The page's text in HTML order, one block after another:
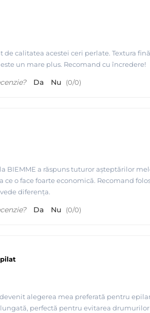
calitatea acestei ceri perlate. Textura
un mare plus. Recomand cu încredere!
Da Nu (0/0)
BIEMME a răspuns tuturor așteptărilor
ce o face foarte economică. Recomand
diferența.
Da Nu (0/0)
alegerea mea preferată pentru
perfectă pentru evitarea